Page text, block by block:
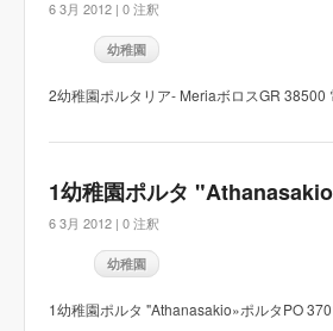
6 3月 2012 | 0 注釈
幼稚園
2幼稚園ポルタリア- MeriaボロスGR 38500
1幼稚園ポルタ
6 3月 2012 | 0 注釈
幼稚園
1幼稚園ポルタ "Athanasakio»ポルタPO